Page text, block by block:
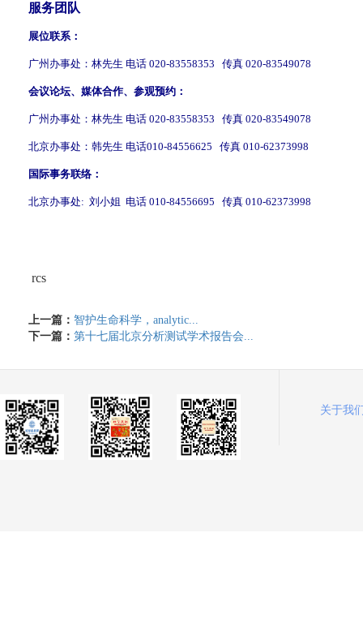
服务团队
展位联系：
广州办事处：林先生 电话 020-83558353 传真 020-83549078
会议论坛、媒体合作、参观预约：
广州办事处：林先生 电话 020-83558353 传真 020-83549078
北京办事处：韩先生 电话010-84556625 传真 010-62373998
国际事务联络：
北京办事处: 刘小姐 电话 010-84556695 传真 010-62373998
rcs
上一篇： 智护生命科学，analytic...
下一篇： 第十七届北京分析测试学术报告会...
关于我